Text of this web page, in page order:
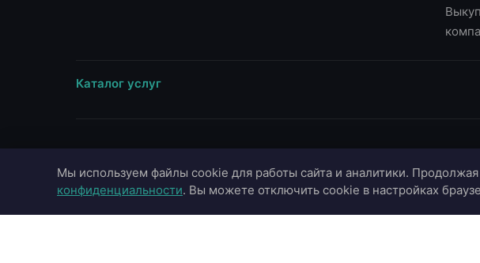
Каталог услуг
Москва
Московская область
Toyota
О компании
Портфолио
Мы используем файлы cookie для работы сайта и аналитики. Продолжая
конфиденциальности. Вы можете отключить cookie в настройках